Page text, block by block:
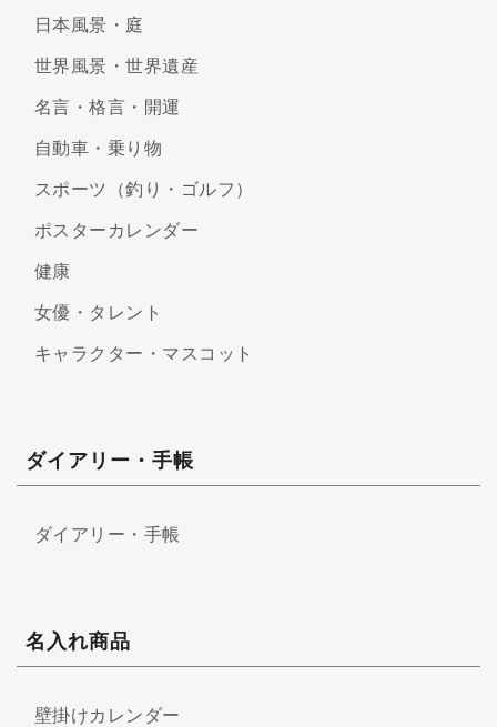
日本風景・庭
世界風景・世界遺産
名言・格言・開運
自動車・乗り物
スポーツ（釣り・ゴルフ）
ポスターカレンダー
健康
女優・タレント
キャラクター・マスコット
ダイアリー・手帳
ダイアリー・手帳
名入れ商品
壁掛けカレンダー